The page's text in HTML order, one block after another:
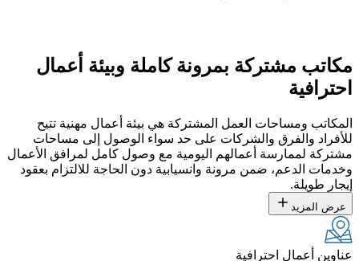
مكاتب مشتركة بمرونة كاملة وبيئة أعمال
احترافية
المكاتب ومساحات العمل المشتركة هي بيئة أعمال مهنية تتيح
للأفراد والفرق والشركات على حد سواء الوصول إلى مساحات
مشتركة لممارسة أعمالهم اليومية مع وصول كامل لمرافق الأعمال
وخدمات الدعم، ضمن مرونة وانسيابية دون الحاجة للالتزام بعقود
إيجار طويلة.
عرض المزيد
عناوين أعمال احترافية